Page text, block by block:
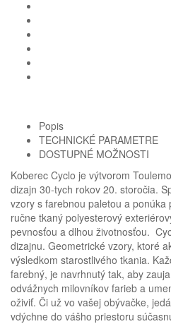
Popis
TECHNICKÉ PARAMETRE
DOSTUPNÉ MOŽNOSTI
Koberec Cyclo je výtvorom
dizajn 30-tych rokov 20. storočia.
vzory s farebnou paletou a ponúka
ručne tkaný polyesterový
pevnosťou a dlhou životnosťou.
dizajnu. Geometrické vzory, ktoré
výsledkom starostlivého tkania.
farebný, je navrhnutý tak, aby
odvážnych milovníkov farieb a
oživiť. Či už vo vašej obývačke,
vdýchne do vášho priestoru